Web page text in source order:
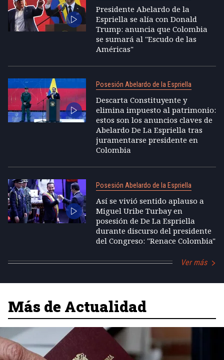
Presidente Abelardo de la
Espriella se alía con Donald
Trump: anuncia que Colombia
se sumará al "Escudo de las
Américas"
Posesión Abelardo de la Espriella
Descarta Constituyente y
elimina impuesto al patrimonio:
estos son los anuncios claves de
Abelardo De La Espriella tras
juramentarse presidente en
Colombia
Posesión Abelardo de la Espriella
Así se vivió sentido aplauso a
Miguel Uribe Turbay en
posesión de De La Espriella
durante discurso del presidente
del Congreso: "Renace Colombia"
Ver más
Más de Actualidad